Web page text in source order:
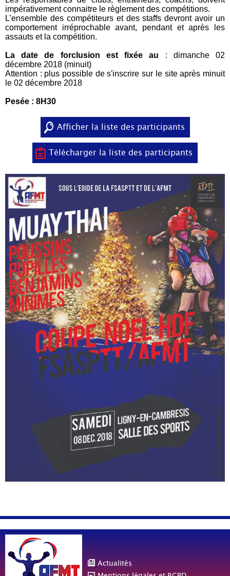
impérativement connaitre le règlement des compétitions.
L’ensemble des compétiteurs et des staffs devront avoir un
comportement irréprochable avant, pendant et après les
assauts et la compétition.
La date de forclusion est fixée au : dimanche 02
décembre 2018 (minuit)
Attention : plus possible de s'inscrire sur le site après minuit
le 02 décembre 2018
Pesée : 8H30
Afficher la liste des participants
Télécharger la liste des participants
Actualités